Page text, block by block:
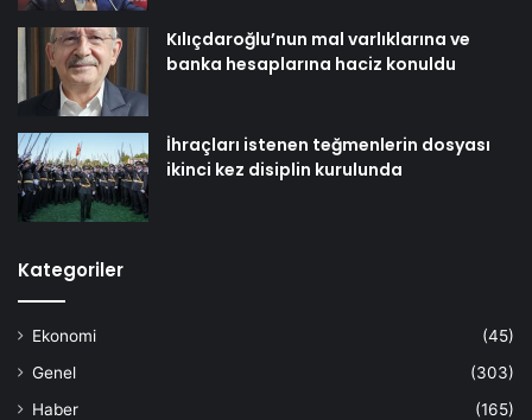
Kılıçdaroğlu’nun mal varlıklarına ve
banka hesaplarına haciz konuldu
İhraçları istenen teğmenlerin dosyası
ikinci kez disiplin kurulunda
Kategoriler
Ekonomi
(45)
Genel
(303)
Haber
(165)